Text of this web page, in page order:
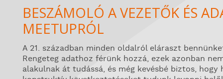
BESZÁMOLÓ A VEZETŐK ÉS
MEETUPRÓL
A 21. században minden oldalról eláraszt
Rengeteg adathoz férünk hozzá, ezek azonban
alakulnak át tudássá, és még kevésbé biztos, hogy